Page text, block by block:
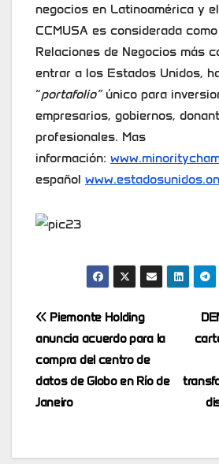
negocios en Latinoamérica y
CCMUSA es considerada
Relaciones de Negocios más
entrar a los Estados Unidos,
“portafolio”único para
empresarios, gobiernos,
profesionales. Mas
información:
español
Post
navigation
Piemonte Holding
anuncia acuerdo para la
compra del centro de
datos de Globo en Río de
Janeiro